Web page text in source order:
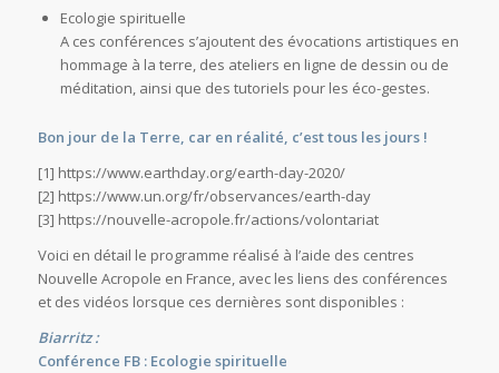
Ecologie spirituelle
A ces conférences s’ajoutent des évocations artistiques en
hommage à la terre, des ateliers en ligne de dessin ou de
méditation, ainsi que des tutoriels pour les éco-gestes.
Bon jour de la Terre, car en réalité, c’est tous les jours !
[1] https://www.earthday.org/earth-day-2020/
[2] https://www.un.org/fr/observances/earth-day
[3] https://nouvelle-acropole.fr/actions/volontariat
Voici en détail le programme réalisé à l’aide des centres
Nouvelle Acropole en France, avec les liens des conférences
et des vidéos lorsque ces dernières sont disponibles :
Biarritz :
Conférence FB : Ecologie spirituelle